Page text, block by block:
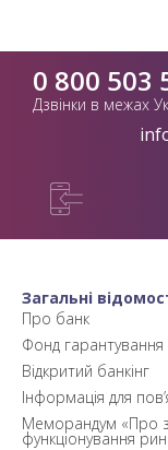
0 800 503
Дзвінки в межах
Загальні
Про банк
Фонд гарантування
Відкритий банкінг
Інформація для
Меморандум «Про
функціонування